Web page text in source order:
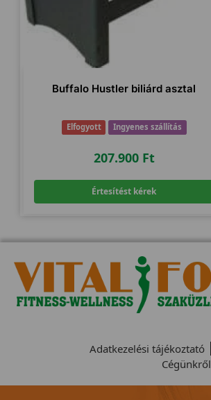
Buffalo Hustler biliárd asztal
Elfogyott Ingyenes szállítás
207.900 Ft
Értesítést kérek
Adatkezelési tájékoztató
Cégünkről